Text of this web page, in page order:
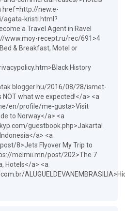
href=http://new.e-
agata-kristi.html?
a Travel Agent in Ravel
www.moy-recept.ru/rec/691>4
& Breakfast, Motel or
History
2016/08/28/ismet-
what we expected!</a> <a
en/profile/me-gusta>Visit
to Norway</a> <a
guestbook.php>Jakarta!
a> <a
8>Jets Flyover My Trip to
melmii.mn/post/202>The 7
Hotels</a> <a